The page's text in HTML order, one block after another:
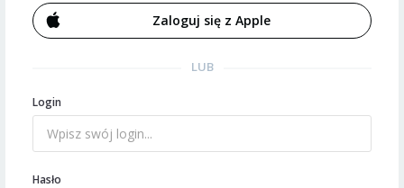
Zaloguj się z Apple
LUB
Login
Hasło